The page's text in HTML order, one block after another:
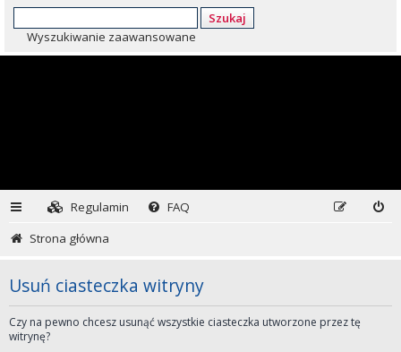
Szukaj
Wyszukiwanie zaawansowane
Regulamin
FAQ
Strona główna
Usuń ciasteczka witryny
Czy na pewno chcesz usunąć wszystkie ciasteczka utworzone przez tę
witrynę?